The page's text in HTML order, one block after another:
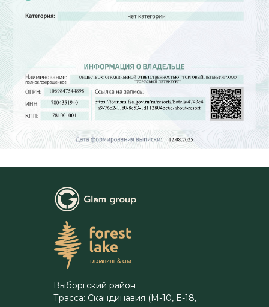
Выборгский район
Трасса: Скандинавия (М-10, E-18,